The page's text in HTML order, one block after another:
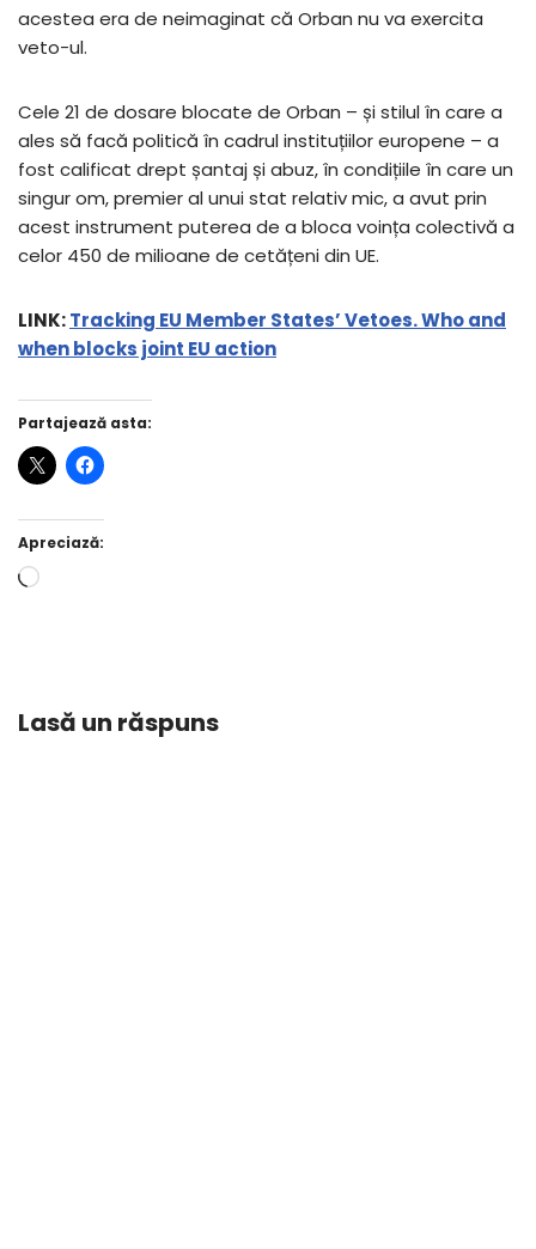
acestea era de neimaginat că Orban nu va exercita
veto-ul.
Cele 21 de dosare blocate de Orban – și stilul în care a
ales să facă politică în cadrul instituțiilor europene – a
fost calificat drept șantaj și abuz, în condițiile în care un
singur om, premier al unui stat relativ mic, a avut prin
acest instrument puterea de a bloca voința colectivă a
celor 450 de milioane de cetățeni din UE.
LINK:Tracking EU Member States’ Vetoes. Who and
when blocks joint EU action
Partajează asta:
Apreciază:
Lasă un răspuns